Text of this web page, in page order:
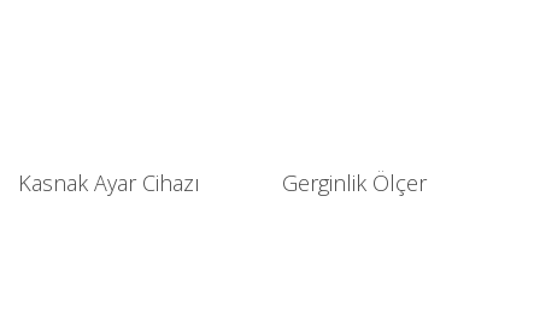
Kasnak Ayar Cihazı Gerginlik Ölçer